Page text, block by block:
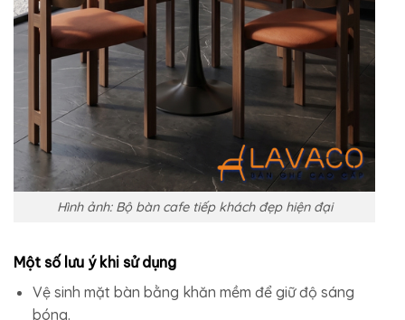
Hình ảnh: Bộ bàn cafe tiếp khách đẹp hiện đại
Một số lưu ý khi sử dụng
Vệ sinh mặt bàn bằng khăn mềm để giữ độ sáng
bóng.